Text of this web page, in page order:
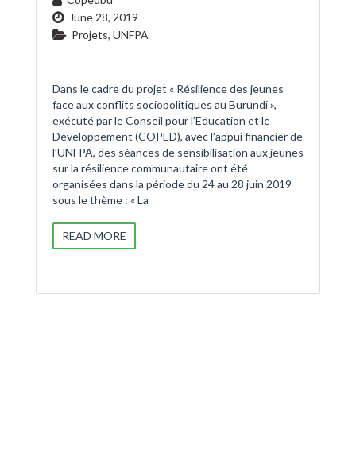
June 28, 2019
Projets, UNFPA
Dans le cadre du projet « Résilience des jeunes
face aux conflits sociopolitiques au Burundi »,
exécuté par le Conseil pour l’Education et le
Développement (COPED), avec l’appui financier de
l’UNFPA, des séances de sensibilisation aux jeunes
sur la résilience communautaire ont été
organisées dans la période du 24 au 28 juin 2019
sous le thème : « La
READ MORE